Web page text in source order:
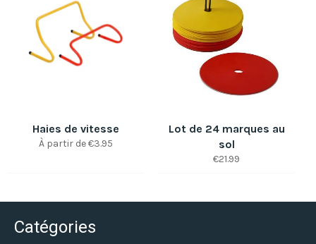
Haies de vitesse
À partir de €3.95
Lot de 24 marques au
sol
Prix
€21.99
Catégories